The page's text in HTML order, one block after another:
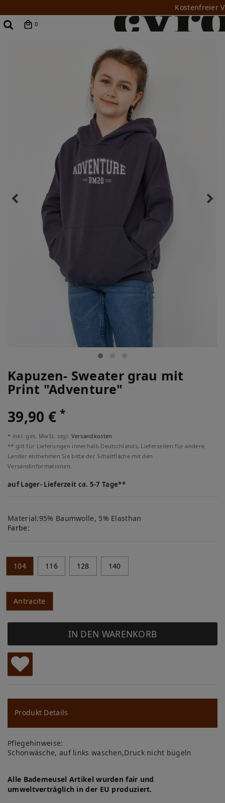
Kostenfreier
0
Kapuzen- Sweater grau mit
Print "Adventure"
39,90 €*
* inkl. ges. MwSt. zzgl. Versandkosten
** gilt für Lieferungen innerhalb Deutschlands, Lieferzeiten für andere
Länder entnehmen Sie bitte der Schaltfläche mit den
Versandinformationen.
auf Lager- Lieferzeit ca. 5-7 Tage**
Material:95% Baumwolle, 5% Elasthan
Farbe:
104 116 128 140
Antracite
IN DEN WARENKORB
W
u
ns
ch
lis
te
Produkt Details
Pflegehinweise:
Schonwäsche, auf links waschen,Druck nicht bügeln
Alle Bademeusel Artikel wurden fair und
umweltverträglich in der EU produziert.